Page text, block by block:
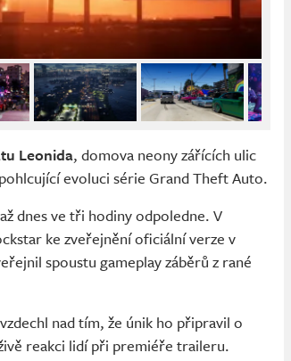
Leonida, domova neony zářících ulic
evoluci série Grand Theft Auto.
dnes ve tři hodiny odpoledne. V
ke zveřejnění oficiální verze v
spoustu gameplay záběrů z rané
nad tím, že únik ho připravil o
reakci lidí při premiéře traileru.